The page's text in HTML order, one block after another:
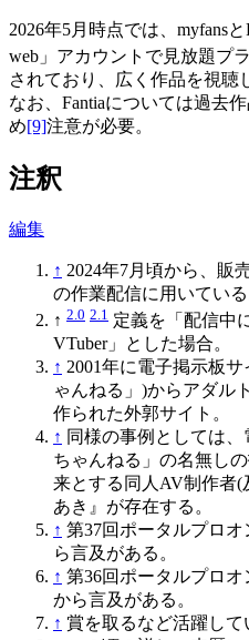
2026年5月時点では、myfans
web」アカウントで見放題プ
されており、広く作品を視聴
なお、Fantiaについては過去
め[9]注意が必要。
注釈
編集
↑ 2024年7月頃から、販
の作業配信に用いている
↑ 2.0 2.1 定義を「配信中
VTuber」とした場合。
↑ 2001年に電子掲示板
ゃんねる」)からアダル
作られた外郭サイト。
↑ 同様の事例としては
ちゃんねる」の名無し
来とする同人AV制作者(
あき』が存在する。
↑ 第37回ポータルプロ
ら言及がある。
↑ 第36回ポータルプロ
から言及がある。
↑ 賞を取るなど活躍して